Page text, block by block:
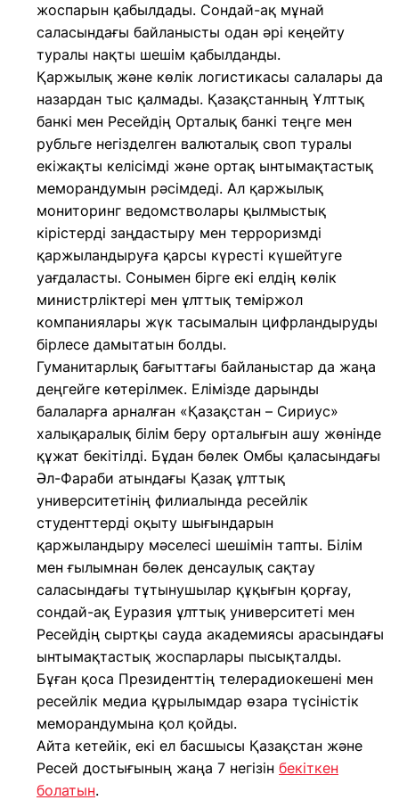
жоспарын қабылдады. Сондай-ақ мұнай
саласындағы байланысты одан әрі кеңейту
туралы нақты шешім қабылданды.
Қаржылық және көлік логистикасы салалары да
назардан тыс қалмады. Қазақстанның Ұлттық
банкі мен Ресейдің Орталық банкі теңге мен
рубльге негізделген валюталық своп туралы
екіжақты келісімді және ортақ ынтымақтастық
меморандумын рәсімдеді. Ал қаржылық
мониторинг ведомстволары қылмыстық
кірістерді заңдастыру мен терроризмді
қаржыландыруға қарсы күресті күшейтуге
уағдаласты. Сонымен бірге екі елдің көлік
министрліктері мен ұлттық теміржол
компаниялары жүк тасымалын цифрландыруды
бірлесе дамытатын болды.
Гуманитарлық бағыттағы байланыстар да жаңа
деңгейге көтерілмек. Елімізде дарынды
балаларға арналған «Қазақстан – Сириус»
халықаралық білім беру орталығын ашу жөнінде
құжат бекітілді. Бұдан бөлек Омбы қаласындағы
Әл-Фараби атындағы Қазақ ұлттық
университетінің филиалында ресейлік
студенттерді оқыту шығындарын
қаржыландыру мәселесі шешімін тапты. Білім
мен ғылымнан бөлек денсаулық сақтау
саласындағы тұтынушылар құқығын қорғау,
сондай-ақ Еуразия ұлттық университеті мен
Ресейдің сыртқы сауда академиясы арасындағы
ынтымақтастық жоспарлары пысықталды.
Бұған қоса Президенттің телерадиокешені мен
ресейлік медиа құрылымдар өзара түсіністік
меморандумына қол қойды.
Айта кетейік, екі ел басшысы Қазақстан және
Ресей достығының жаңа 7 негізін бекіткен
болатын.